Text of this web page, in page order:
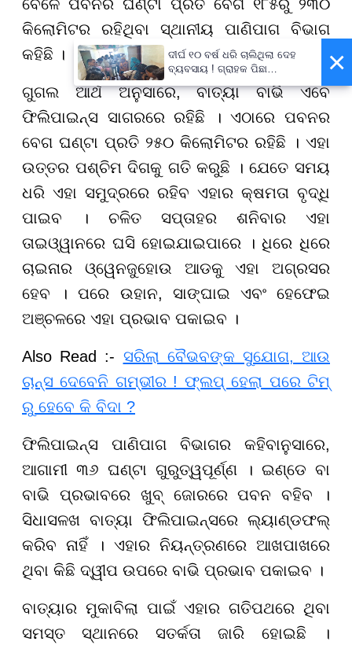
ବେଳେ ପବନର ଘଣ୍ଟା ପ୍ରତି ବେଗ ୧୮୫ରୁ ୨୩୦
କିଲୋମିଟର ରହିଥିବା ସ୍ଥାନୀୟ ପାଣିପାଗ ବିଭାଗ
କହିଛି ।
ଗୁଗଲ ଆର୍ଥ ଅନୁସାରେ, ବାତ୍ୟା ବାଭି ଏବେ
ଫିଲିପାଇନ୍ସ ସାଗରରେ ରହିଛି । ଏଠାରେ ପବନର
ବେଗ ଘଣ୍ଟା ପ୍ରତି ୨୫୦ କିଲୋମିଟର ରହିଛି । ଏହା
ଉତ୍ତର ପଶ୍ଚିମ ଦିଗକୁ ଗତି କରୁଛି । ଯେତେ ସମୟ
ଧରି ଏହା ସମୁଦ୍ରରେ ରହିବ ଏହାର କ୍ଷମତା ବୃଦ୍ଧି
ପାଇବ । ଚଳିତ ସପ୍ତାହର ଶନିବାର ଏହା
ତାଇଓ୍ୱାନରେ ଘସି ହୋଇଯାଇପାରେ । ଧିରେ ଧିରେ
ଚାଇନାର ଓ୍ୱେନଜୁହୋଉ ଆଡକୁ ଏହା ଅଗ୍ରସର
ହେବ । ପରେ ଉହାନ, ସାଙ୍ଘାଇ ଏବଂ ହେଫେଇ
ଅଞ୍ଚଳରେ ଏହା ପ୍ରଭାବ ପକାଇବ ।
Also Read :- ସରିଲା ବୈଭବଙ୍କ ସୁଯୋଗ, ଆଉ
ଚାନ୍ସ ଦେବେନି ଗମ୍ଭୀର ! ଫ୍ଲପ୍ ହେଲା ପରେ ଟିମ୍
ରୁ ହେବେ କି ବିଦା ?
ଫିଲିପାଇନ୍ସ ପାଣିପାଗ ବିଭାଗର କହିବାନୁସାରେ,
ଆଗାମୀ ୩୬ ଘଣ୍ଟା ଗୁରୁତ୍ୱପୂର୍ଣ୍ଣ । ଇଣ୍ଡେ ବା
ବାଭି ପ୍ରଭାବରେ ଖୁବ୍ ଜୋରରେ ପବନ ବହିବ ।
ସିଧାସଳଖ ବାତ୍ୟା ଫିଲିପାଇନ୍ସରେ ଲ୍ୟାଣ୍ଡଫଲ୍
କରିବ ନାହିଁ । ଏହାର ନିୟନ୍ତ୍ରଣରେ ଆଖପାଖରେ
ଥିବା କିଛି ଦ୍ୱୀପ ଉପରେ ବାଭି ପ୍ରଭାବ ପକାଇବ ।
ବାତ୍ୟାର ମୁକାବିଲା ପାଇଁ ଏହାର ଗତିପଥରେ ଥିବା
ସମସ୍ତ ସ୍ଥାନରେ ସତର୍କତା ଜାରି ହୋଇଛି ।
×
ଦୀର୍ଘ ୧୦ ବର୍ଷ ଧରି ଚାଲିଥିଲା ଦେହ
ବ୍ୟବସାୟ ! ଗ୍ରାହକ ପିଛା
ନିଆଯାଉଥିଲା ଅତିରିକ୍ତ ୫୦୦
ଟଙ୍କା !